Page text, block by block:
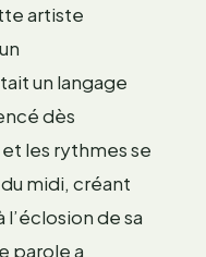
artiste
un langage
dès
les rythmes se
midi, créant
de sa
parole a